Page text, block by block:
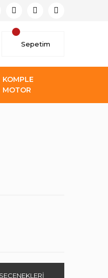
Sepetim
KOMPLE
MOTOR
SEÇENEKLERİ